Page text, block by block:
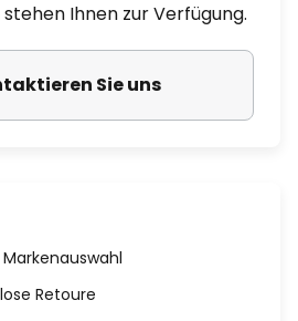
Ihnen zur Verfügung.
Sie uns
Retoure